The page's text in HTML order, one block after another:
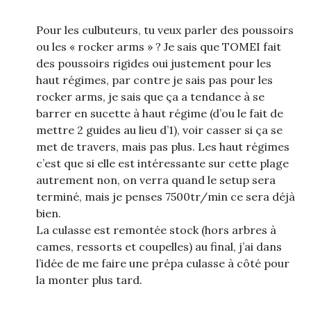
Pour les culbuteurs, tu veux parler des poussoirs
ou les « rocker arms » ? Je sais que TOMEI fait
des poussoirs rigides oui justement pour les
haut régimes, par contre je sais pas pour les
rocker arms, je sais que ça a tendance à se
barrer en sucette à haut régime (d’ou le fait de
mettre 2 guides au lieu d’1), voir casser si ça se
met de travers, mais pas plus. Les haut régimes
c’est que si elle est intéressante sur cette plage
autrement non, on verra quand le setup sera
terminé, mais je penses 7500tr/min ce sera déjà
bien.
La culasse est remontée stock (hors arbres à
cames, ressorts et coupelles) au final, j’ai dans
l’idée de me faire une prépa culasse à côté pour
la monter plus tard.